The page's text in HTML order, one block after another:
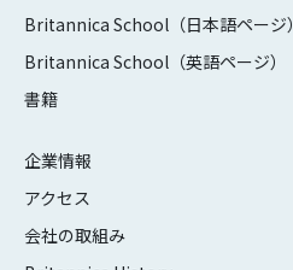
Britannica School（日本語ページ）
Britannica School（英語ページ）
書籍
企業情報
アクセス
会社の取組み